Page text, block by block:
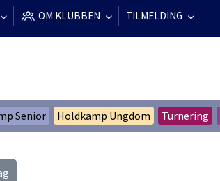
OM KLUBBEN TILMELDING
Senior Holdkamp Ungdom Turnering